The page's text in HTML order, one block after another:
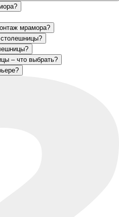
мрамора?
– что выбрать?